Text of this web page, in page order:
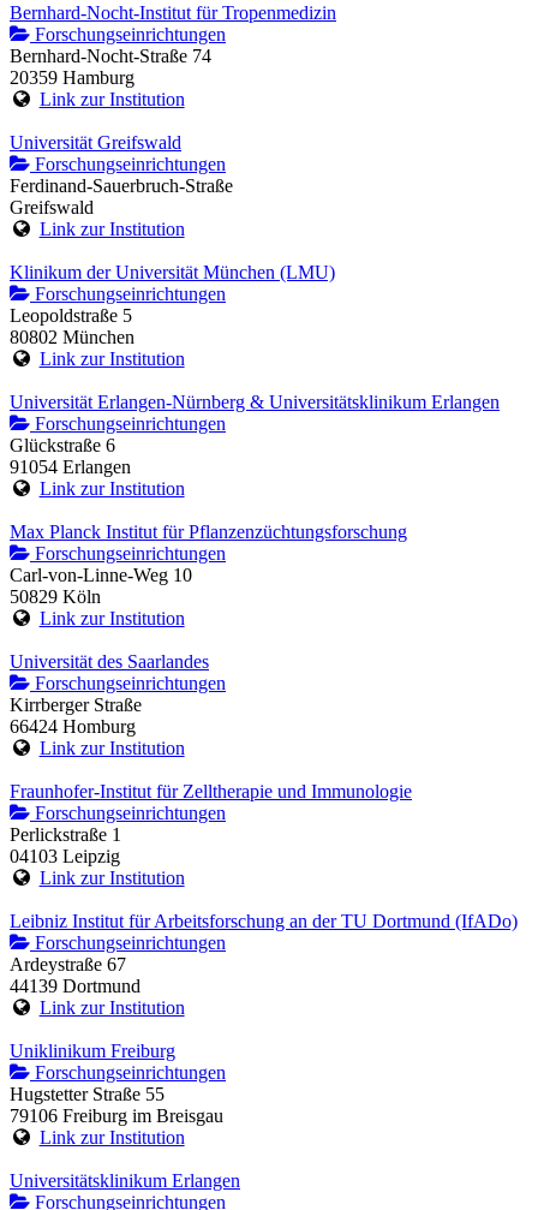
Bernhard-Nocht-Institut für Tropenmedizin
Forschungseinrichtungen
Bernhard-Nocht-Straße 74
20359 Hamburg
Link zur Institution
Universität Greifswald
Forschungseinrichtungen
Ferdinand-Sauerbruch-Straße
Greifswald
Link zur Institution
Klinikum der Universität München (LMU)
Forschungseinrichtungen
Leopoldstraße 5
80802 München
Link zur Institution
Universität Erlangen-Nürnberg & Universitätsklinikum Erlangen
Forschungseinrichtungen
Glückstraße 6
91054 Erlangen
Link zur Institution
Max Planck Institut für Pflanzenzüchtungsforschung
Forschungseinrichtungen
Carl-von-Linne-Weg 10
50829 Köln
Link zur Institution
Universität des Saarlandes
Forschungseinrichtungen
Kirrberger Straße
66424 Homburg
Link zur Institution
Fraunhofer-Institut für Zelltherapie und Immunologie
Forschungseinrichtungen
Perlickstraße 1
04103 Leipzig
Link zur Institution
Leibniz Institut für Arbeitsforschung an der TU Dortmund (IfADo)
Forschungseinrichtungen
Ardeystraße 67
44139 Dortmund
Link zur Institution
Uniklinikum Freiburg
Forschungseinrichtungen
Hugstetter Straße 55
79106 Freiburg im Breisgau
Link zur Institution
Universitätsklinikum Erlangen
Forschungseinrichtungen